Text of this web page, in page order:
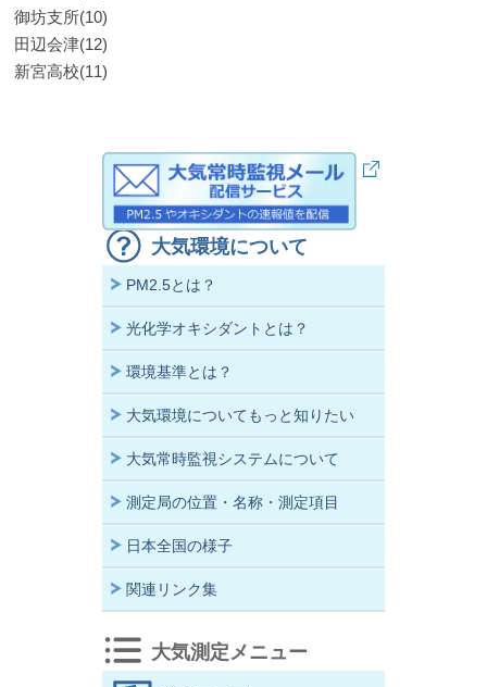
御坊支所(10)
田辺会津(12)
新宮高校(11)
大気環境について
PM2.5とは？
光化学オキシダントとは？
環境基準とは？
大気環境についてもっと知りたい
大気常時監視システムについて
測定局の位置・名称・測定項目
日本全国の様子
関連リンク集
大気測定メニュー